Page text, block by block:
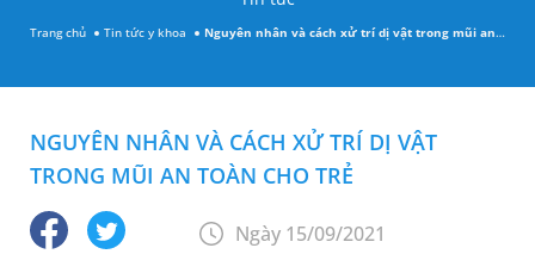
Trang chủ Tin tức y khoa Nguyên nhân và cách xử trí dị vật trong mũi an toàn cho trẻ
NGUYÊN NHÂN VÀ CÁCH XỬ TRÍ DỊ VẬT
TRONG MŨI AN TOÀN CHO TRẺ
Ngày 15/09/2021